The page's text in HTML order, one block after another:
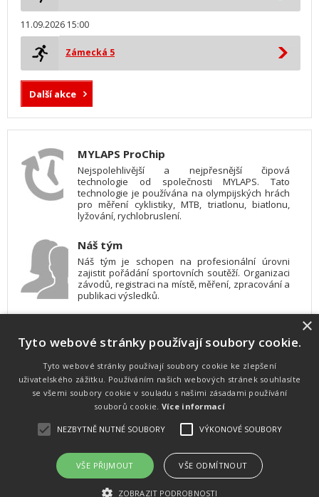
11.09.2026 15:00
Zámecká 5
Další akce
MYLAPS ProChip
Nejspolehlivější a nejpřesnější čipová
technologie od společnosti MYLAPS. Tato
technologie je používána na olympijských hrách
pro měření cyklistiky, MTB, triatlonu, biatlonu,
lyžování, rychlobruslení.
Náš tým
Náš tým je schopen na profesionální úrovni
zajistit pořádání sportovních soutěží. Organizaci
závodů, registraci na místě, měření, zpracování a
publikaci výsledků.
Pro měření, zpracování a publikaci výsledků
používáme software vyvinutý na zakázku. Lze
online publikovat výsledky komentátorovi na
obrazovky a s nepatrným zpožděním na
webových stránkách.
souhlasu zakázáno.
Zabýváme se časomírou, výsledkovým servisem na různých malých i velkých sportovních
akcích a také přímo pořádáním sportovních akcí.
×
Tyto webové stránky používají soubory cookie.
Tyto webové stránky používají soubory cookie ke zlepšení
uživatelského zážitku. Používáním našich webových stránek souhlasíte
se všemi soubory cookie v souladu s našimi zásadami používání
souborů cookie. Více informací
NEZBYTNĚ NUTNÉ SOUBORY VÝKONOVÉ SOUBORY
VŠE PŘIJMOUT VŠE ODMÍTNOUT
ZOBRAZIT PODROBNOSTI